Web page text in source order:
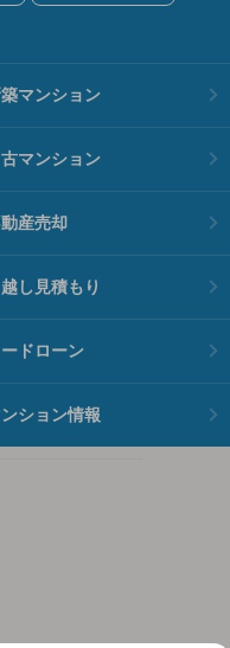
マンション
マンション
産売却
し見積もり
ドローン
ション情報